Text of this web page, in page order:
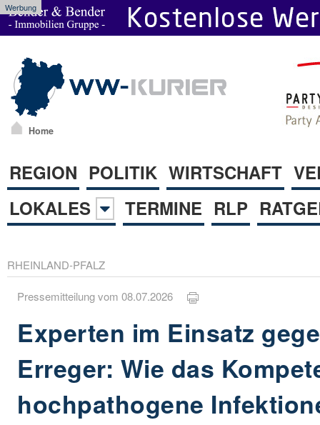
Werbung
Home
REGION POLITIK WIRTSCHAFT
LOKALES
TERMINE RLP
RHEINLAND-PFALZ
Pressemitteilung vom 08.07.2026
Experten im Einsatz
Erreger: Wie das
hochpathogene